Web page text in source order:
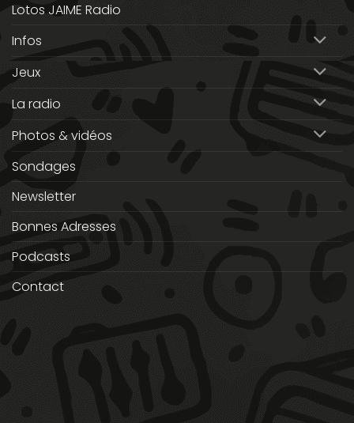
Lotos JAIME Radio
Infos
Jeux
La radio
Photos & vidéos
Sondages
Newsletter
Bonnes Adresses
Podcasts
Contact